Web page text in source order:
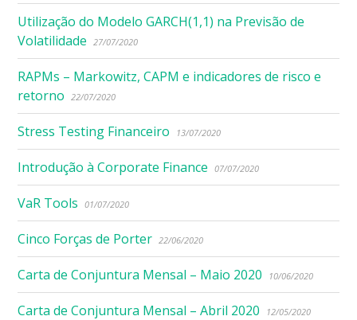
Utilização do Modelo GARCH(1,1) na Previsão de
Volatilidade
27/07/2020
RAPMs – Markowitz, CAPM e indicadores de risco e
retorno
22/07/2020
Stress Testing Financeiro 13/07/2020
Introdução à Corporate Finance 07/07/2020
VaR Tools 01/07/2020
Cinco Forças de Porter 22/06/2020
Carta de Conjuntura Mensal – Maio 2020 10/06/2020
Carta de Conjuntura Mensal – Abril 2020 12/05/2020